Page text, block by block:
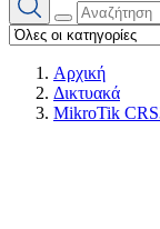
Αρχική
Δικτυακά
MikroTik